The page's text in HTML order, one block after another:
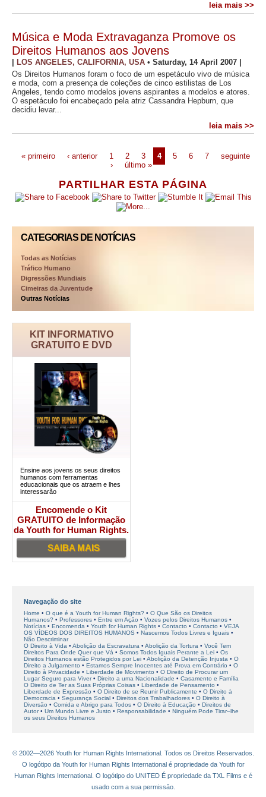
PARTILHAR ESTA PÁGINA
CATEGORIAS DE NOTÍCIAS
Todas as Notícias
Tráfico Humano
Digressões Mundiais
Cimeiras da Juventude
Outras Notícias
KIT INFORMATIVO
GRATUITO E DVD
Ensine aos jovens os seus direitos
humanos com ferramentas
educacionais que os atraem e lhes
interessarão
Encomende o Kit
GRATUITO de Informação
da Youth for Human Rights.
SAIBA MAIS
leia mais >>
Música e Moda Extravaganza Promove os
Direitos Humanos aos Jovens
| LOS ANGELES, CALIFORNIA, USA • Saturday, 14 April 2007 |
Os Direitos Humanos foram o foco de um espetáculo vivo de música
e moda, com a presença de coleções de cinco estilistas de Los
Angeles, tendo como modelos jovens aspirantes a modelos e atores.
O espetáculo foi encabeçado pela atriz Cassandra Hepburn, que
decidiu levar...
leia mais >>
« primeiro ‹ anterior 1 2 3 4 5 6 7
seguinte
›
último »
Navegação do site
Home O que é a Youth for Human Rights?
O Que São os Direitos
Humanos?
Professores Entre em Ação
Vozes pelos Direitos Humanos
Notícias
Encomenda Youth for Human Rights Contacto Contacto
VEJA
OS VÍDEOS DOS DIREITOS HUMANOS
Nascemos Todos Livres e Iguais
Não Descriminar
O Direito à Vida
Abolição da Escravatura Abolição da Tortura
Você Tem
Direitos Para Onde Quer que Vá
Somos Todos Iguais Perante a Lei
Os
Direitos Humanos estão Protegidos por Lei
Abolição da Detenção Injusta
O
Direito a Julgamento
Estamos Sempre Inocentes até Prova em Contrário
O
Direito à Privacidade
Liberdade de Movimento
O Direito de Procurar um
Lugar Seguro para Viver
Direito a uma Nacionalidade
Casamento e Família
O Direito de Ter as Suas Próprias Coisas
Liberdade de Pensamento
Liberdade de Expressão
O Direito de se Reunir Publicamente
O Direito à
Democracia
Segurança Social Direitos dos Trabalhadores
O Direito à
Diversão
Comida e Abrigo para Todos O Direito à Educação
Direitos de
Autor
Um Mundo Livre e Justo Responsabilidade
Ninguém Pode Tirar–lhe
os seus Direitos Humanos
© 2002—2026 Youth for Human Rights International. Todos os Direitos Reservados.
O logótipo da Youth for Human Rights International é propriedade da Youth for
Human Rights International. O logótipo do UNITED É propriedade da TXL Films e é
usado com a sua permissão.